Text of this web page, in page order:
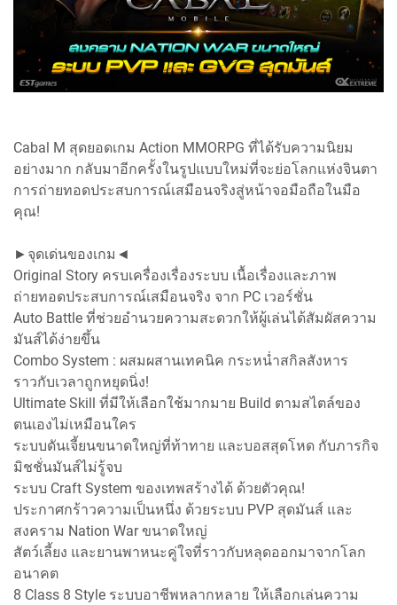
Cabal M สุดยอดเกม Action MMORPG ที่ได้รับความนิยม
อย่างมาก กลับมาอีกครั้งในรูปแบบใหม่ที่จะย่อโลกแห่งจินตา
การถ่ายทอดประสบการณ์เสมือนจริงสู่หน้าจอมือถือในมือ
คุณ!
►จุดเด่นของเกม◄
Original Story ครบเครื่องเรื่องระบบ เนื้อเรื่องและภาพ
ถ่ายทอดประสบการณ์เสมือนจริง จาก PC เวอร์ชั่น
Auto Battle ที่ช่วยอำนวยความสะดวกให้ผู้เล่นได้สัมผัสความ
มันส์ได้ง่ายขึ้น
Combo System : ผสมผสานเทคนิค กระหน่ำสกิลสังหาร
ราวกับเวลาถูกหยุดนิ่ง!
Ultimate Skill ที่มีให้เลือกใช้มากมาย Build ตามสไตล์ของ
ตนเองไม่เหมือนใคร
ระบบดันเจี้ยนขนาดใหญ่ที่ท้าทาย และบอสสุดโหด กับภารกิจ
มิชชั่นมันส์ไม่รู้จบ
ระบบ Craft System ของเทพสร้างได้ ด้วยตัวคุณ!
ประกาศกร้าวความเป็นหนึ่ง ด้วยระบบ PVP สุดมันส์ และ
สงคราม Nation War ขนาดใหญ่
สัตว์เลี้ยง และยานพาหนะคู่ใจที่ราวกับหลุดออกมาจากโลก
อนาคต
8 Class 8 Style ระบบอาชีพหลากหลาย ให้เลือกเล่นความ